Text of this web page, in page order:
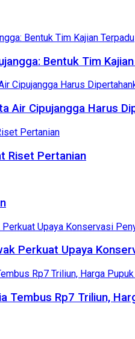
Bentuk Tim
Air Cipujangga Harus
Riset Pertanian
Perkuat Upaya
Tembus Rp7 Triliun,